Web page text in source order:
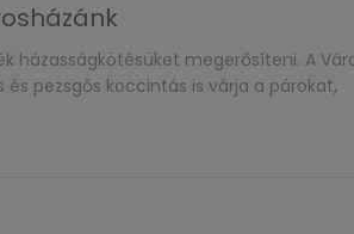
házasságkötésüket megerősíteni. A
pezsgős koccintás is várja a párokat,